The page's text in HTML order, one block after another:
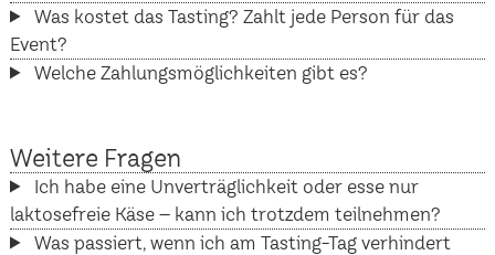
Was kostet das Tasting? Zahlt jede Person für das
Event?
Welche Zahlungsmöglichkeiten gibt es?
Weitere Fragen
Ich habe eine Unverträglichkeit oder esse nur
laktosefreie Käse – kann ich trotzdem teilnehmen?
Was passiert, wenn ich am Tasting-Tag verhindert